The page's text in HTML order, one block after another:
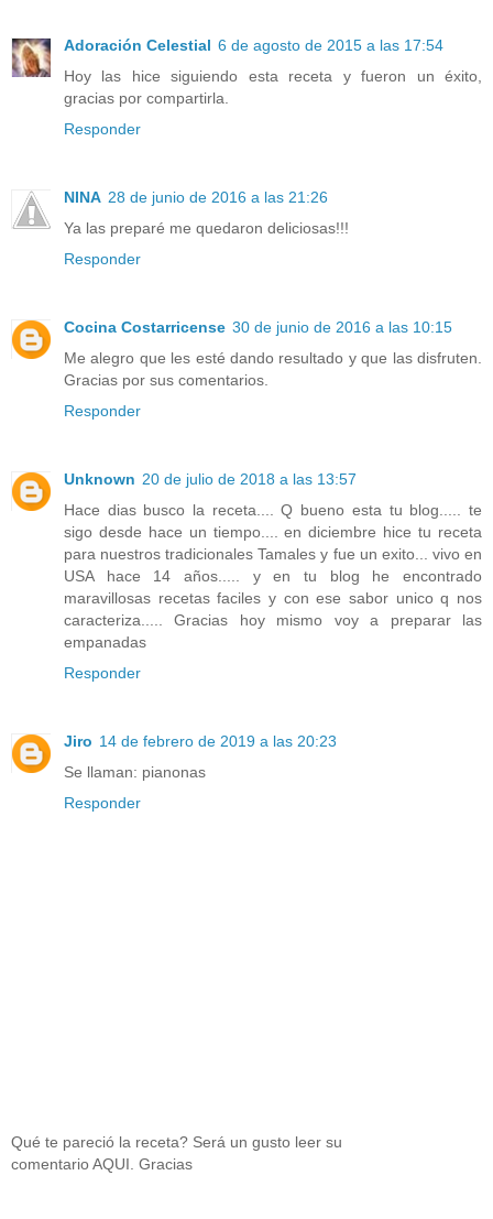
Adoración Celestial 6 de agosto de 2015 a las 17:54
Hoy las hice siguiendo esta receta y fueron un éxito,
gracias por compartirla.
Responder
NINA 28 de junio de 2016 a las 21:26
Ya las preparé me quedaron deliciosas!!!
Responder
Cocina Costarricense 30 de junio de 2016 a las 10:15
Me alegro que les esté dando resultado y que las disfruten.
Gracias por sus comentarios.
Responder
Unknown 20 de julio de 2018 a las 13:57
Hace dias busco la receta.... Q bueno esta tu blog..... te
sigo desde hace un tiempo.... en diciembre hice tu receta
para nuestros tradicionales Tamales y fue un exito... vivo en
USA hace 14 años..... y en tu blog he encontrado
maravillosas recetas faciles y con ese sabor unico q nos
caracteriza..... Gracias hoy mismo voy a preparar las
empanadas
Responder
Jiro 14 de febrero de 2019 a las 20:23
Se llaman: pianonas
Responder
Qué te pareció la receta? Será un gusto leer su
comentario AQUI. Gracias